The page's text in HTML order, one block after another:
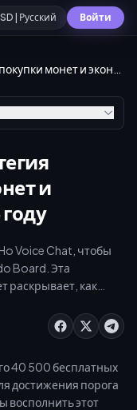
| Русский Войти
и
Voice Chat, чтобы
Board. Эта
раскрывает, как
дивиденды.
с выгодными
в мае 2026
40 500 бесплатных
достижения порога
восполнить этот